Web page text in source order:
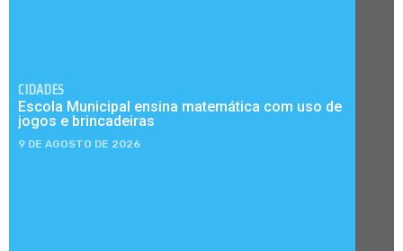
CIDADES
Escola Municipal ensina matemática com uso de
jogos e brincadeiras
9 DE AGOSTO DE 2026